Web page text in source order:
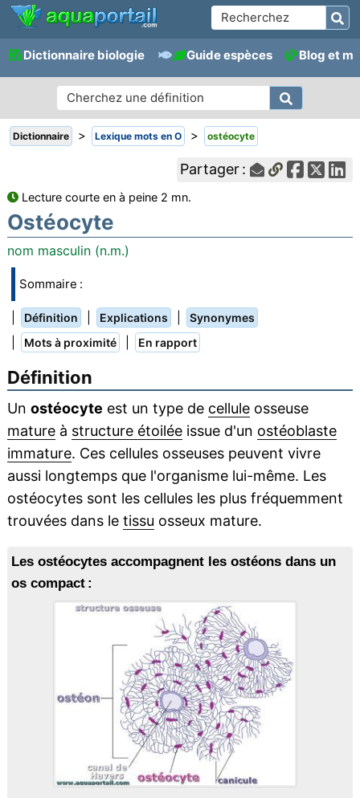
Dictionnaire biologie Guide espèces Blog et
Dictionnaire > Lexique mots en O > ostéocyte
Partager :
Lecture courte en à peine 2 mn.
Ostéocyte
nom masculin (n.m.)
Sommaire :
Définition Explications Synonymes
Mots à proximité En rapport
Définition
Un ostéocyte est un type de celluleosseuse
matureà structure étoiléeissue d'un ostéoblaste
immature. Ces cellules osseuses peuvent vivre
aussi longtemps que l'organisme lui-même. Les
ostéocytes sont les cellules les plus fréquemment
trouvées dans le tissu osseux mature.
Les ostéocytes accompagnent les ostéons dans un
os compact :